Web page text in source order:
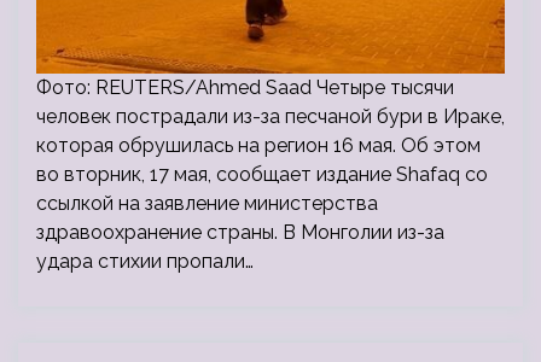
Фото: REUTERS/Ahmed Saad Четыре тысячи
человек пострадали из-за песчаной бури в Ираке,
которая обрушилась на регион 16 мая. Об этом
во вторник, 17 мая, сообщает издание Shafaq со
ссылкой на заявление министерства
здравоохранение страны. В Монголии из-за
удара стихии пропали…